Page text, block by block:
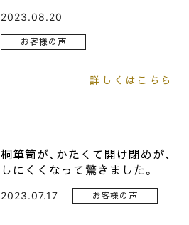
2023.08.20
お客様の声
詳しくはこちら
桐箪笥が、かたくて開け閉めが、
しにくくなって驚きました。
2023.07.17 お客様の声